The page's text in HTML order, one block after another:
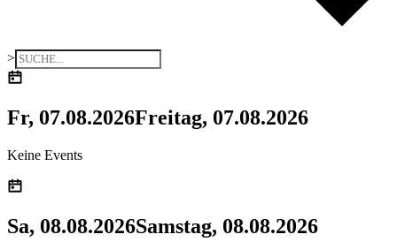
>
Fr, 07.08.2026Freitag, 07.08.2026
Keine Events
Sa, 08.08.2026Samstag, 08.08.2026